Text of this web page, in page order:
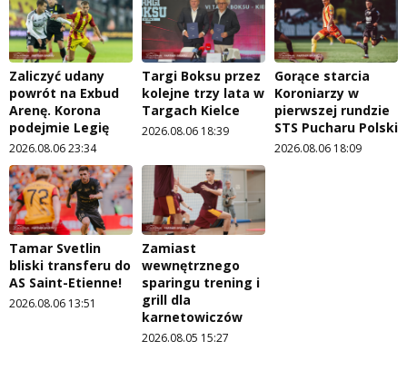
Zaliczyć udany
powrót na Exbud
Arenę. Korona
podejmie Legię
2026.08.06 23:34
Targi Boksu przez
kolejne trzy lata w
Targach Kielce
2026.08.06 18:39
Gorące starcia
Koroniarzy w
pierwszej rundzie
STS Pucharu Polski
2026.08.06 18:09
Tamar Svetlin
bliski transferu do
AS Saint-Etienne!
2026.08.06 13:51
Zamiast
wewnętrznego
sparingu trening i
grill dla
karnetowiczów
2026.08.05 15:27